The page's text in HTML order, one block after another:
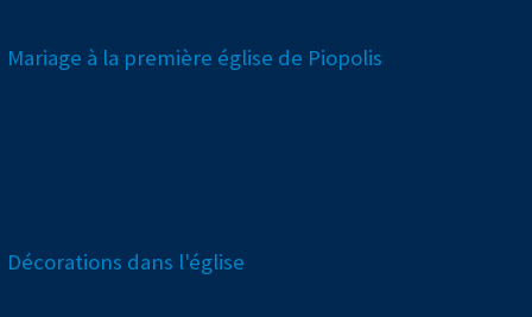
Mariage à la première église de Piopolis
Décorations dans l'église